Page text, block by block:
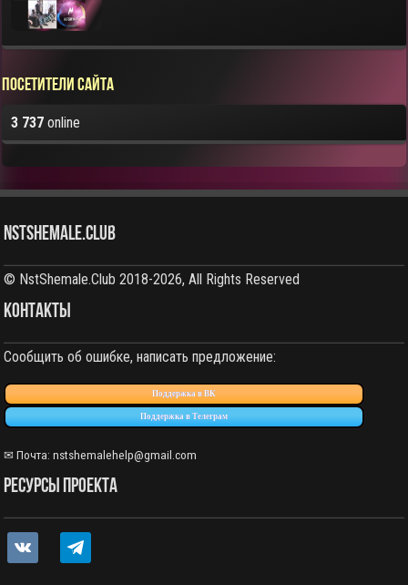
Посетители сайта
3 737 online
NstShemale.Club
© NstShemale.Club 2018-2026, All Rights Reserved
КОНТАКТЫ
Сообщить об ошибке, написать предложение:
Поддержка в ВК
Поддержка в Телеграм
✉ Почта:nstshemalehelp@gmail.com
РЕСУРСЫ ПРОЕКТА
vkontakte telegram